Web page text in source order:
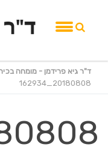
ד"ר גיא פרידמן - מומחה
20180808_162934